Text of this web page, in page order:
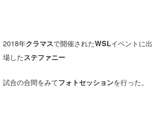
2018年クラマスで開催されたWSLイベントに出
場した ステファニー
試合の合間をみてフォトセッションを行った。